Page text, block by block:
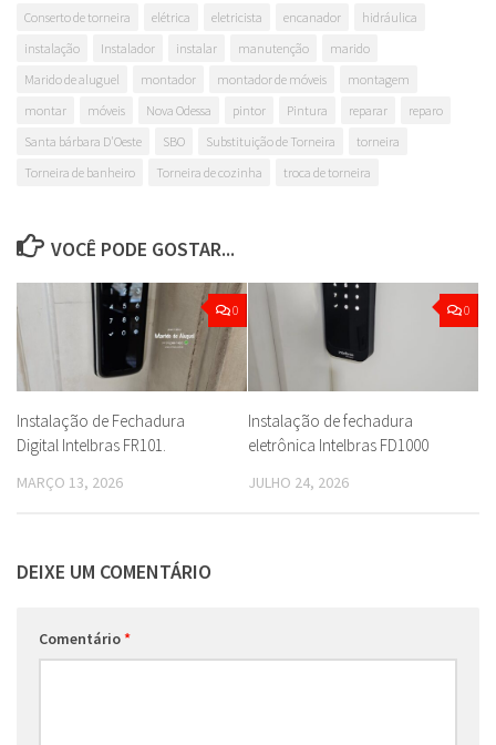
Conserto de torneira
elétrica eletricista encanador
hidráulica
instalação
Instalador instalar manutenção
marido
Marido de aluguel
montador montador de móveis
montagem
montar
móveis Nova Odessa pintor Pintura reparar
reparo
Santa bárbara D'Oeste
SBO Substituição de Torneira
torneira
Torneira de banheiro
Torneira de cozinha troca de torneira
VOCÊ PODE GOSTAR...
0
Instalação de Fechadura
Digital Intelbras FR101.
MARÇO 13, 2026
0
Instalação de fechadura
eletrônica Intelbras FD1000
JULHO 24, 2026
DEIXE UM COMENTÁRIO
Comentário*